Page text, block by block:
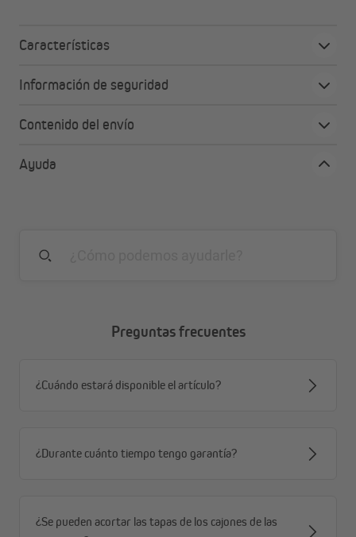
Características
Información de seguridad
Contenido del envío
Ayuda
Preguntas frecuentes
¿Cuándo estará disponible el artículo?
¿Durante cuánto tiempo tengo garantía?
¿Se pueden acortar las tapas de los cajones de las